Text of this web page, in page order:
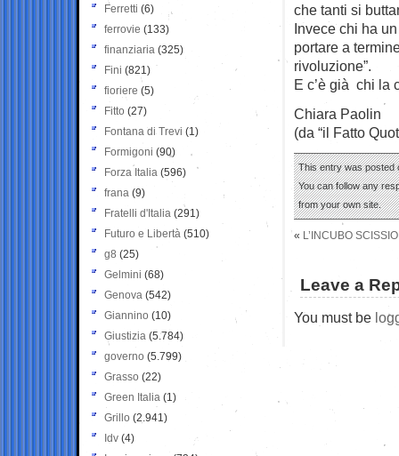
che tanti si
Invece chi ha
portare a
rivoluzione”.
E c’è già chi la
Chiara Paolin
(da “il Fatto
This entry was posted
You can follow any
from your own site.
« L’INCUBO
Leave a
You must be
Ferretti (6)
ferrovie (133)
finanziaria (325)
Fini (821)
fioriere (5)
Fitto (27)
Fontana di Trevi (1)
Formigoni (90)
Forza Italia (596)
frana (9)
Fratelli d'Italia (291)
Futuro e Libertà (510)
g8 (25)
Gelmini (68)
Genova (542)
Giannino (10)
Giustizia (5.784)
governo (5.799)
Grasso (22)
Green Italia (1)
Grillo (2.941)
Idv (4)